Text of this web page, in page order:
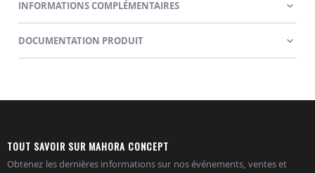
INFORMATIONS COMPLÉMENTAIRES
DOCUMENTATION PRODUIT
TOUT SAVOIR SUR MAHORA CONCEPT
Obtenez les dernières informations sur nos événements, ventes et